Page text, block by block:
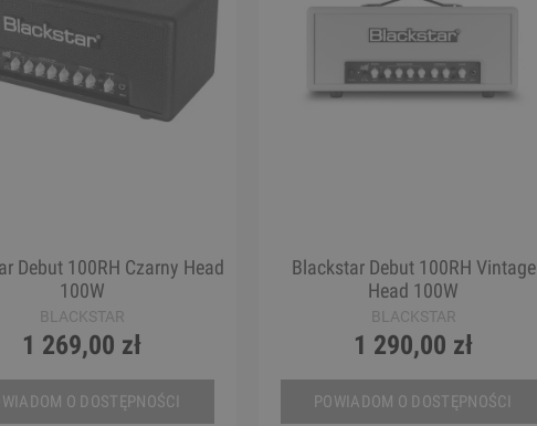
Debut 100RH Czarny Head
100W
BLACKSTAR
1 269,00 zł
O DOSTĘPNOŚCI
Blackstar Debut 100RH Vintage
Head 100W
BLACKSTAR
1 290,00 zł
POWIADOM O DOSTĘPNOŚCI